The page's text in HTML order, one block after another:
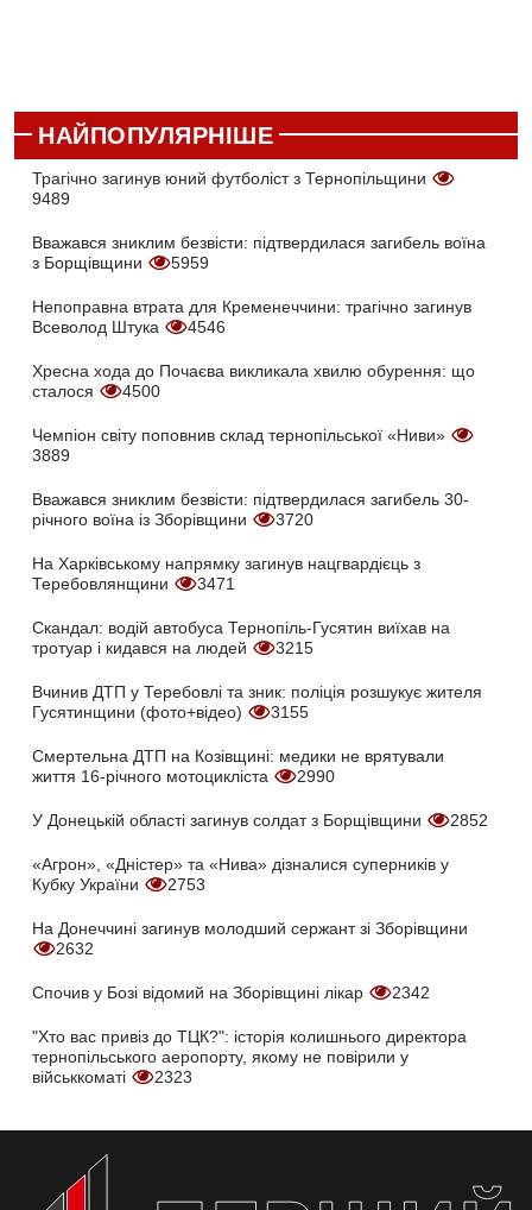
НАЙПОПУЛЯРНІШЕ
Трагічно загинув юний футболіст з Тернопільщини
9489
Вважався зниклим безвісти: підтвердилася загибель воїна
з Борщівщини
5959
Непоправна втрата для Кременеччини: трагічно загинув
Всеволод Штука
4546
Хресна хода до Почаєва викликала хвилю обурення: що
сталося
4500
Чемпіон світу поповнив склад тернопільської «Ниви»
3889
Вважався зниклим безвісти: підтвердилася загибель 30-
річного воїна із Зборівщини
3720
На Харківському напрямку загинув нацгвардієць з
Теребовлянщини
3471
Скандал: водій автобуса Тернопіль-Гусятин виїхав на
тротуар і кидався на людей
3215
Вчинив ДТП у Теребовлі та зник: поліція розшукує жителя
Гусятинщини (фото+відео)
3155
Смертельна ДТП на Козівщині: медики не врятували
життя 16-річного мотоцикліста
2990
У Донецькій області загинув солдат з Борщівщини 2852
«Агрон», «Дністер» та «Нива» дізналися суперників у
Кубку України
2753
На Донеччині загинув молодший сержант зі Зборівщини
2632
Спочив у Бозі відомий на Зборівщині лікар 2342
"Хто вас привіз до ТЦК?": історія колишнього директора
тернопільського аеропорту, якому не повірили у
військкоматі
2323